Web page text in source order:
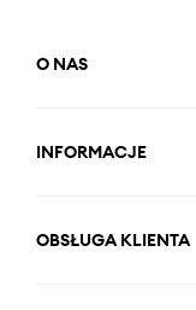
O NAS
INFORMACJE
OBSŁUGA KLIENTA